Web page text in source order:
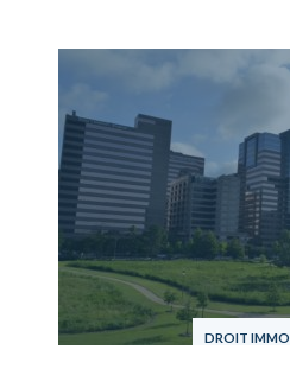
DROIT